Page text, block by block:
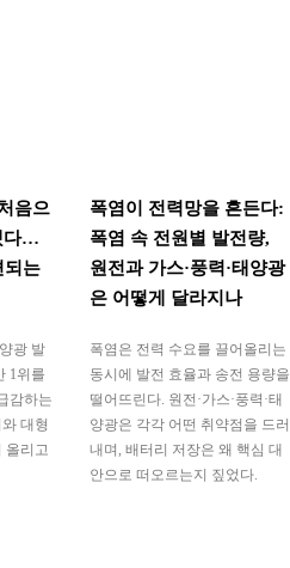
음으
다…
되는
광 발
1위를
감하는
대형
올리고
폭염이 전력망을 흔든다:
폭염 속 전원별 발전량,
원전과 가스·풍력·태양광
은 어떻게 달라지나
폭염은 전력 수요를 끌어올리는
동시에 발전 효율과 송전 용량을
떨어뜨린다. 원전·가스·풍력·태
양광은 각각 어떤 취약점을 드러
내며, 배터리 저장은 왜 핵심 대
안으로 떠오르는지 짚었다.